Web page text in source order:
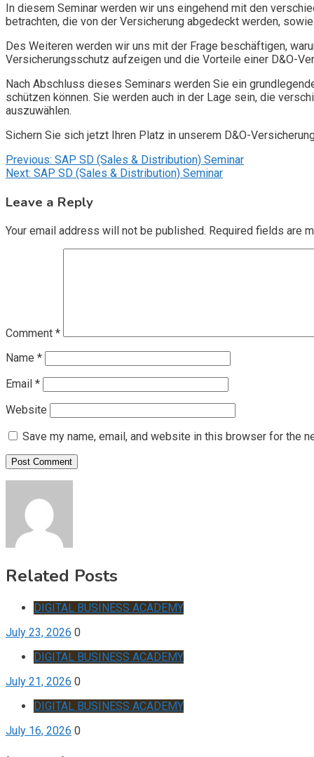
In diesem Seminar werden wir uns eingehend mit den
betrachten, die von der Versicherung abgedeckt werden,
Des Weiteren werden wir uns mit der Frage beschäftigen,
Versicherungsschutz aufzeigen und die Vorteile einer D&O-
Nach Abschluss dieses Seminars werden Sie ein
schützen können. Sie werden auch in der Lage sein, die
auszuwählen.
Sichern Sie sich jetzt Ihren Platz in unserem D&O-
Post
navigation
Previous: SAP SD (Sales & Distribution) Seminar
Next: SAP SD (Sales & Distribution) Seminar
Leave a Reply
Your email address will not be published. Required fields are
Comment *
Name *
Email *
Website
Save my name, email, and website in this browser for the
Related Posts
DIGITAL BUSINESS ACADEMY
July 23, 2026 0
DIGITAL BUSINESS ACADEMY
July 21, 2026 0
DIGITAL BUSINESS ACADEMY
July 16, 2026 0